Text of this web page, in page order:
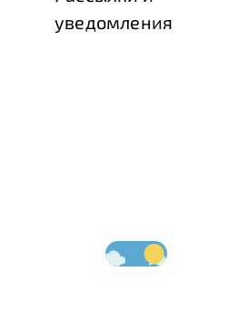
уведомления